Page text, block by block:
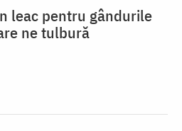
leac pentru gândurile
ne tulbură